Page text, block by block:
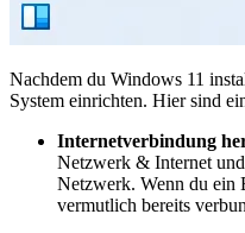
Nachdem du Windows 11
System einrichten. Hier sind
Internetverbindung
Netzwerk & Internet
Netzwerk. Wenn du ein
vermutlich bereits